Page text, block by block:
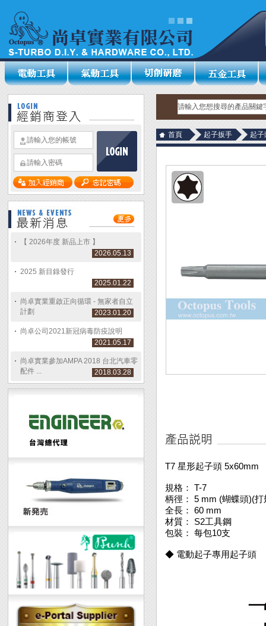
【 2026年度 新品上市 】
2026.05.13
2025 新目錄發行
2025.01.22
尚卓實業重啟正向循環 - 無家者自立
計劃
2023.01.20
尚卓公司2021新冠病毒防疫說明
2021.05.17
尚卓實業參加AMPA 2018 台北汽車零
配件 ...
2018.03.28
首頁 起子扳手 起
T7 星形起子頭 5x60mm
規格： T-7
柄徑： 5 mm (蝴蝶頭)(打
全長： 60 mm
材質： S2工具鋼
包裝： 每包10支
◆ 電動起子專用起子頭